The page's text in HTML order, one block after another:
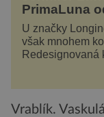
PrimaLuna
U značky
však mnohem
Redesignovaná
je značka
Vrablík.